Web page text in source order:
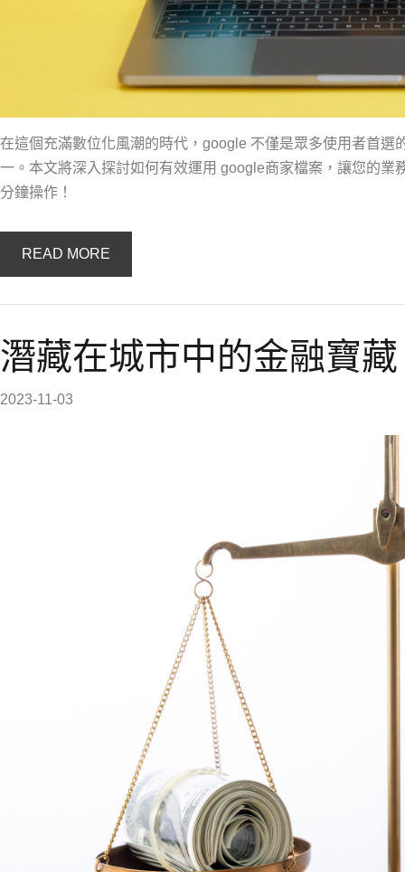
在這個充滿數位化風潮的時代，google 不僅是眾多使用者首選
一。本文將深入探討如何有效運用 google商家檔案，讓您的業
分鐘操作！
READ MORE
潛藏在城市中的金融寶
2023-11-03